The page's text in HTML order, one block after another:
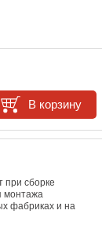
В корзину
при сборке
монтажа
фабриках и на